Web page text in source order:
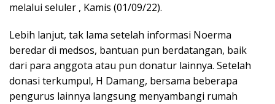
melalui seluler , Kamis (01/09/22).
Lebih lanjut, tak lama setelah informasi Noerma
beredar di medsos, bantuan pun berdatangan, baik
dari para anggota atau pun donatur lainnya. Setelah
donasi terkumpul, H Damang, bersama beberapa
pengurus lainnya langsung menyambangi rumah